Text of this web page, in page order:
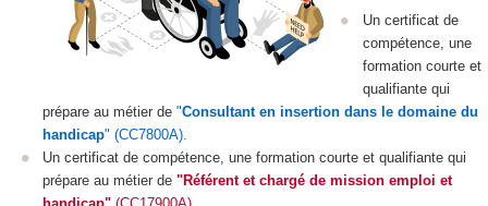
Un certificat de
compétence, une
formation courte et
qualifiante qui
prépare au métier de "Consultant en insertion dans le domaine du
handicap" (CC7800A).
Un certificat de compétence , une formation courte et qualifiante qui
prépare au métier de "Référent et chargé de mission emploi et